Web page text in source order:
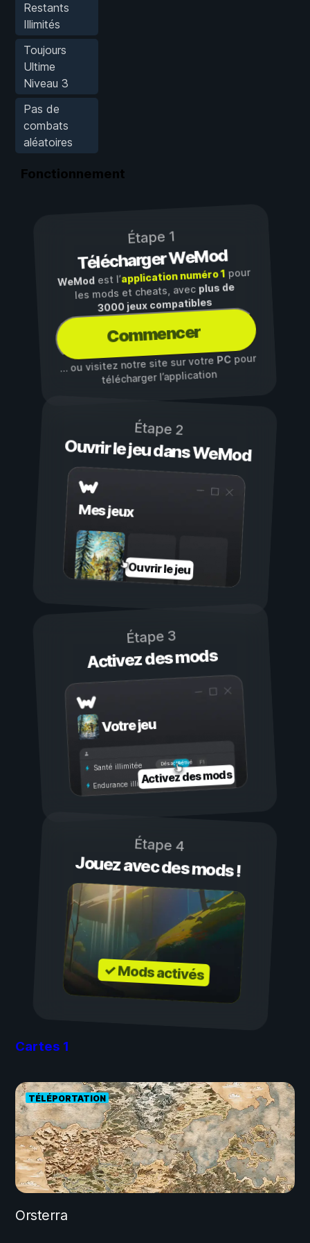
Restants
Illimités
Toujours
Ultime
Niveau 3
Pas de
combats
aléatoires
Fonctionnement
Étape 1
Télécharger WeMod
WeModest l’application numéro 1pour
les mods et cheats, avec plus de
3000 jeux compatibles
Commencer
… ou visitez notre site sur votre PCpour
télécharger l’application
Étape 2
Ouvrir le jeu dans WeMod
Mes jeux
Ouvrir le jeu
Étape 3
Activez des mods
Votre jeu
Activé
Désactivé
Santé illimitée
Endurance illimitéeActivez des mods
Étape 4
Jouez avec des mods !
✓ Mods activés
Cartes 1
TÉLÉPORTATION
Orsterra